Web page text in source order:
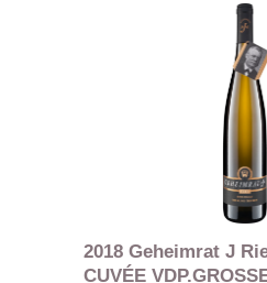
2018 Geheimrat J
CUVÉE